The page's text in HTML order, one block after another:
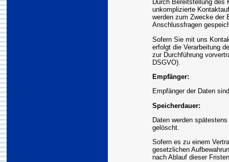
Durch Bereitstellung des
unkomplizierte
werden zum Zwecke der
Anschlussfragen
Sofern Sie mit uns
erfolgt die Verarbeitung
zur Durchführung
DSGVO).
Empfänger:
Empfänger der Daten
Speicherdauer:
Daten werden
gelöscht.
Sofern es zu einem
gesetzlichen
nach Ablauf dieser